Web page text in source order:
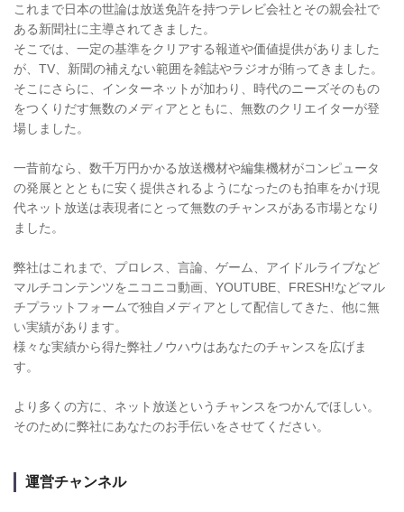
これまで日本の世論は放送免許を持つテレビ会社とその親会社で
ある新聞社に主導されてきました。
そこでは、一定の基準をクリアする報道や価値提供がありました
が、TV、新聞の補えない範囲を雑誌やラジオが賄ってきました。
そこにさらに、インターネットが加わり、時代のニーズそのもの
をつくりだす無数のメディアとともに、無数のクリエイターが登
場しました。
一昔前なら、数千万円かかる放送機材や編集機材がコンピュータ
の発展ととともに安く提供されるようになったのも拍車をかけ現
代ネット放送は表現者にとって無数のチャンスがある市場となり
ました。
弊社はこれまで、プロレス、言論、ゲーム、アイドルライブなど
マルチコンテンツをニコニコ動画、YOUTUBE、FRESH!などマル
チプラットフォームで独自メディアとして配信してきた、他に無
い実績があります。
様々な実績から得た弊社ノウハウはあなたのチャンスを広げま
す。
より多くの方に、ネット放送というチャンスをつかんでほしい。
そのために弊社にあなたのお手伝いをさせてください。
運営チャンネル